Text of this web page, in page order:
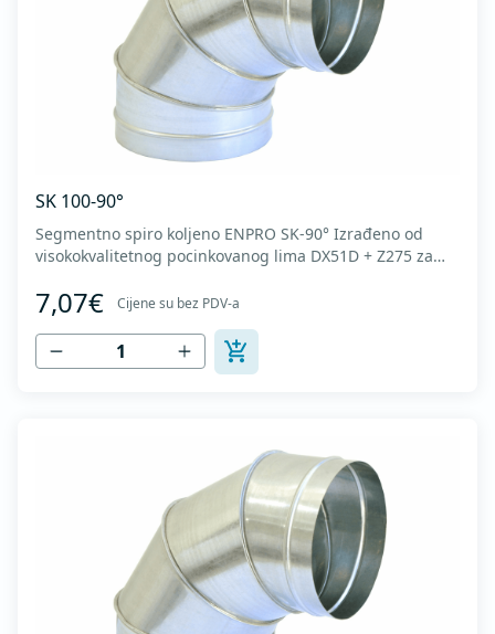
SK 100-90°
Segmentno spiro koljeno ENPRO SK-90° Izrađeno od
visokokvalitetnog pocinkovanog lima DX51D + Z275 za
1506 I MEST EN 12237.
7,07€ Cijene su bez PDV-a